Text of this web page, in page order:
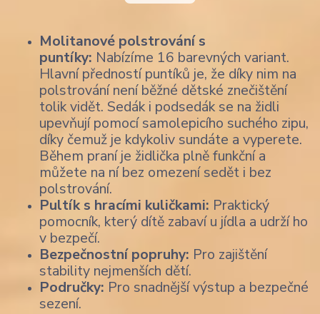
Molitanové polstrování s
puntíky: Nabízíme 16 barevných variant.
Hlavní předností puntíků je, že díky nim na
polstrování není běžné dětské znečištění
tolik vidět. Sedák i podsedák se na židli
upevňují pomocí samolepicího suchého zipu,
díky čemuž je kdykoliv sundáte a vyperete.
Během praní je židlička plně funkční a
můžete na ní bez omezení sedět i bez
polstrování.
Pultík s hracími kuličkami: Praktický
pomocník, který dítě zabaví u jídla a udrží ho
v bezpečí.
Bezpečnostní popruhy: Pro zajištění
stability nejmenších dětí.
Područky: Pro snadnější výstup a bezpečné
sezení.